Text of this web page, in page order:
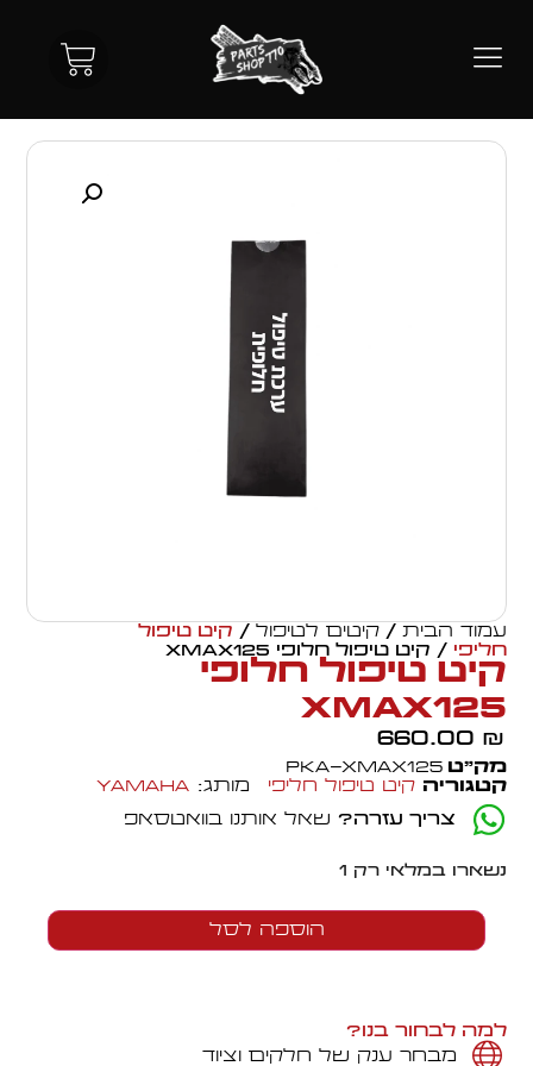
עמוד הבית /קיטים לטיפול / קיט טיפול
חליפי / קיט טיפול חלופי XMAX125
קיט טיפול חלופי
XMAX125
660.00 ₪
מק״טPKA-XMAX125
קטגוריה קיט טיפול חליפי מותג:Yamaha
צריך עזרה? שאל אותנו בוואטסאפ
נשארו במלאי רק 1
הוספה לסל
למה לבחור בנו?
מבחר ענק של חלקים וציוד